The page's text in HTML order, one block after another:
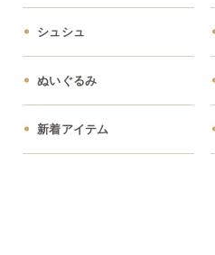
シュシュ
ぬいぐるみ
新着アイテム